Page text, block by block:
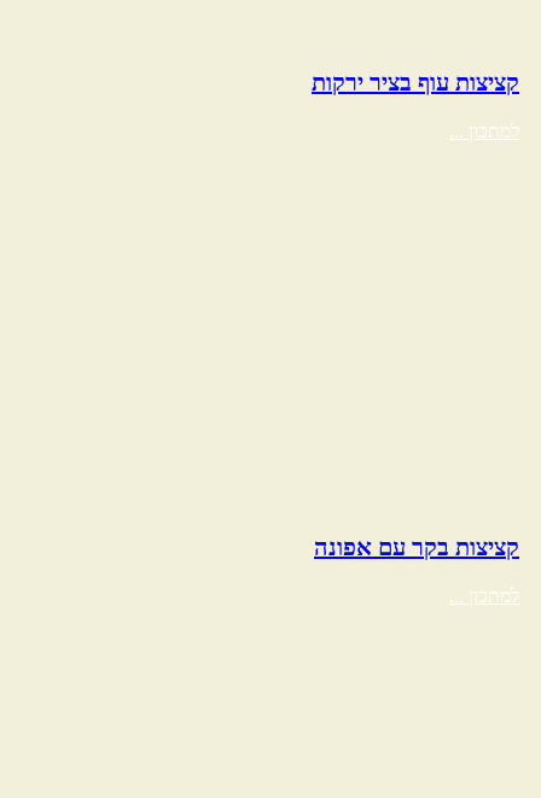
קציצות עוף בציר ירקות
למתכון ...
קציצות בקר עם אפונה
למתכון ...